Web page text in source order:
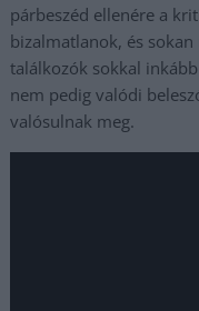
párbeszéd ellenére a
bizalmatlanok, és
találkozók sokkal
nem pedig valódi
valósulnak meg.